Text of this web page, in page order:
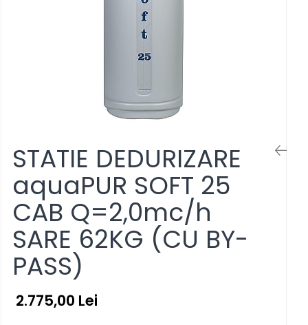
STATIE DEDURIZARE
aquaPUR SOFT 25
CAB Q=2,0mc/h
SARE 62KG (CU BY-
PASS)
2.775,00 Lei